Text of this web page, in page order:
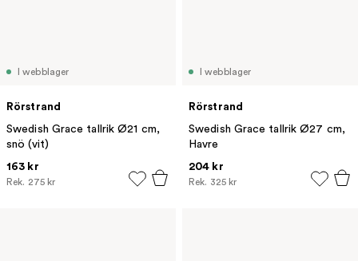
I webblager
Rörstrand
Swedish Grace tallrik Ø21 cm,
snö (vit)
163 kr
Rek. 275 kr
I webblager
Rörstrand
Swedish Grace tallrik Ø27 cm,
Havre
204 kr
Rek. 325 kr